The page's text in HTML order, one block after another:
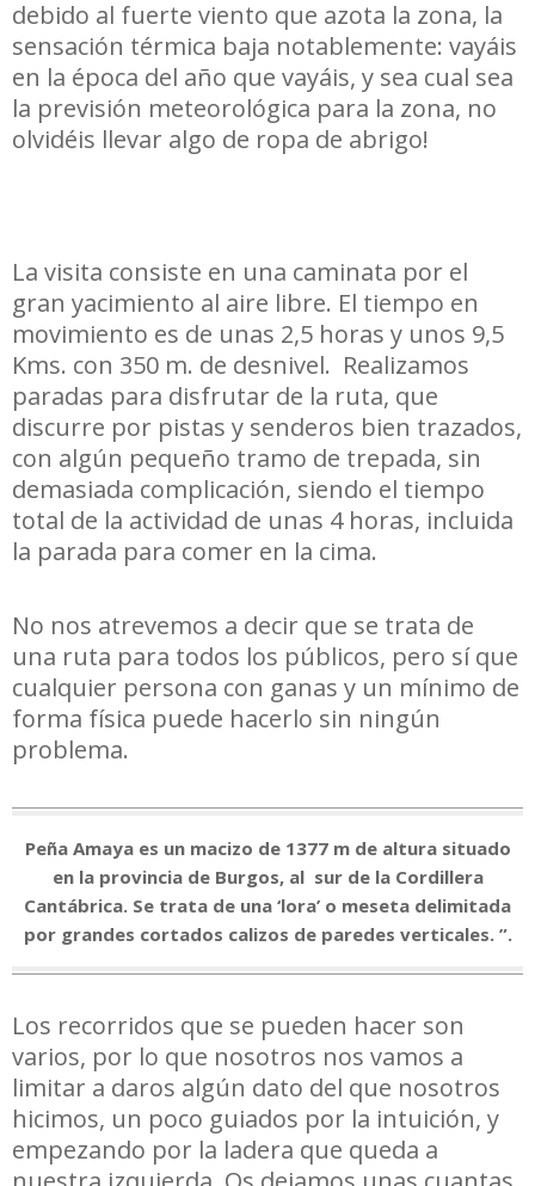
debido al fuerte viento que azota la zona, la
sensación térmica baja notablemente: vayáis
en la época del año que vayáis, y sea cual sea
la previsión meteorológica para la zona, no
olvidéis llevar algo de ropa de abrigo!
La visita consiste en una caminata por el
gran yacimiento al aire libre. El tiempo en
movimiento es de unas 2,5 horas y unos 9,5
Kms. con 350 m. de desnivel. Realizamos
paradas para disfrutar de la ruta, que
discurre por pistas y senderos bien trazados,
con algún pequeño tramo de trepada, sin
demasiada complicación, siendo el tiempo
total de la actividad de unas 4 horas, incluida
la parada para comer en la cima.
No nos atrevemos a decir que se trata de
una ruta para todos los públicos, pero sí que
cualquier persona con ganas y un mínimo de
forma física puede hacerlo sin ningún
problema.
Peña Amaya es un macizo de 1377 m de altura situado
en la provincia de Burgos, al sur de la Cordillera
Cantábrica. Se trata de una ‘lora’ o meseta delimitada
por grandes cortados calizos de paredes verticales. ”.
Los recorridos que se pueden hacer son
varios, por lo que nosotros nos vamos a
limitar a daros algún dato del que nosotros
hicimos, un poco guiados por la intuición, y
empezando por la ladera que queda a